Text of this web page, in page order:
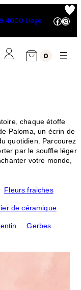
4000 Liège
0
chaque étoffe
Paloma, un écrin de
quotidien. Parcourez
par le souffle léger
votre monde,
Fleurs fraiches
de céramique
Gerbes